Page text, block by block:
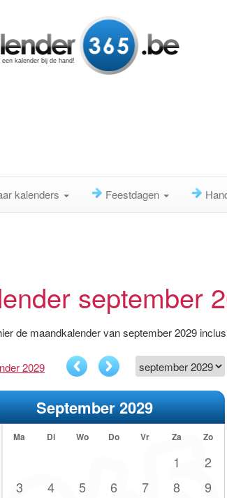
een kalender bij de hand!
kalenders Feestdagen
september
de maandkalender van september 2029
2029
September 2029
Ma Di Wo Do Vr Za Zo
1 2
3 4 5 6 7 8 9